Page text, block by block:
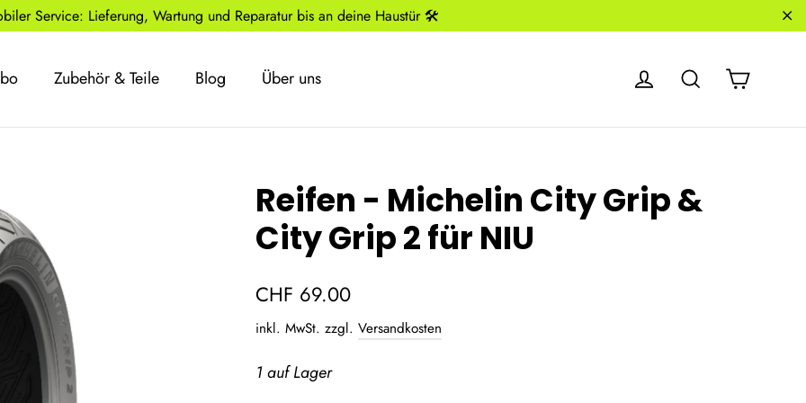
Service: Lieferung, Wartung und Reparatur bis an deine Haustür 🛠️
Zubehör & Teile Blog Über uns EinloggenSuche
Reifen - Michelin City Grip &
City Grip 2 für NIU
Normaler
CHF 69.00
inkl. MwSt. zzgl. Versandkosten
1 auf Lager